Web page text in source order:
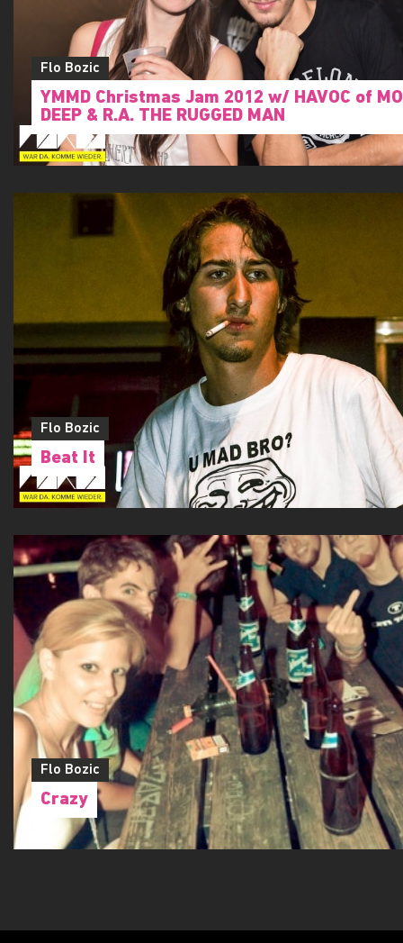
Flo Bozic
YMMD Christmas Jam 2012 w/ HAVOC of
DEEP & R.A. THE RUGGED MAN
Flo Bozic
Beat It
Flo Bozic
Crazy